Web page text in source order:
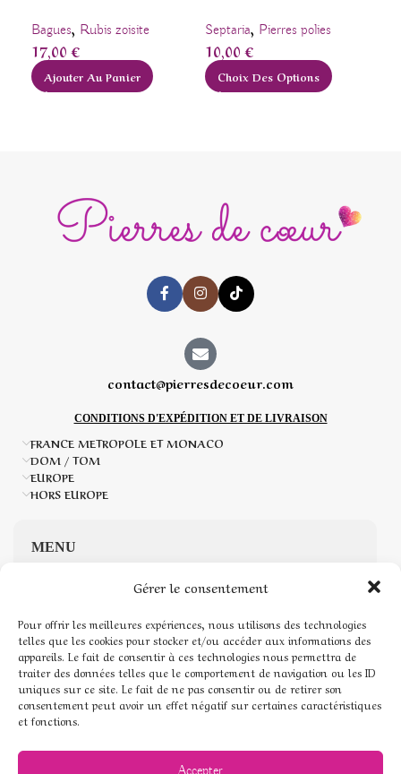
Gérer le consentement
Pour offrir les meilleures expériences, nous utilisons des technologies
telles que les cookies pour stocker et/ou accéder aux informations des
appareils. Le fait de consentir à ces technologies nous permettra de
traiter des données telles que le comportement de navigation ou les ID
uniques sur ce site. Le fait de ne pas consentir ou de retirer son
consentement peut avoir un effet négatif sur certaines caractéristiques
et fonctions.
Bagues, Rubis zoisite
17,00€
Ajouter Au Panier
Septaria, Pierres polies
10,00€
Choix Des Options
contact@pierresdecoeur.com
CONDITIONS D'EXPÉDITION ET DE LIVRAISON
FRANCE METROPOLE ET MONACO
DOM / TOM
EUROPE
HORS EUROPE
MENU
Boutique de Pierres naturelles
Mon compte
Mentions légales
Conditions générales de vente